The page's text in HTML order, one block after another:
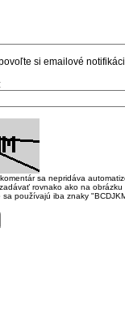
si emailové
sa nepridáva
rovnako ako na
sa používajú iba znaky